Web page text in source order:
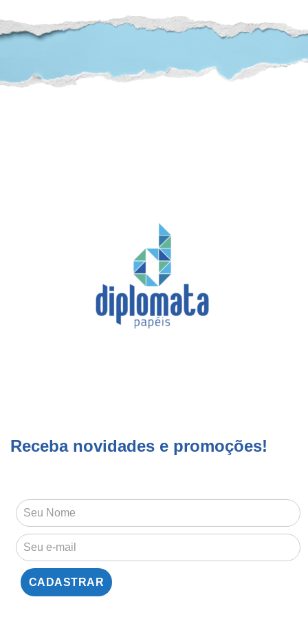
Receba novidades e promoções!